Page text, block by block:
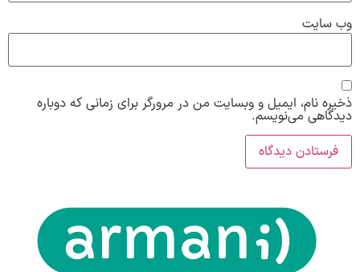
وب‌ سایت
ذخیره نام، ایمیل و وبسایت من در مرورگر برای زمانی که دوباره
دیدگاهی می‌نویسم.